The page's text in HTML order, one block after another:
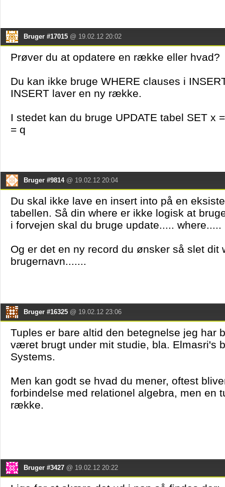
Bruger #17015 @ 19.02.12 20:02
Prøver du at opdatere en række eller hvad?
Du kan ikke bruge WHERE clauses i
INSERT laver en ny række.
I stedet kan du bruge UPDATE tabel SET x
= q
Bruger #9814 @ 19.02.12 20:04
Du skal ikke lave en insert into på en
tabellen. Så din where er ikke logisk at
i forvejen skal du bruge update..... where.....
Og er det en ny record du ønsker så slet dit
brugernavn.......
Bruger #16325 @ 19.02.12 23:06
Tuples er bare altid den betegnelse jeg har
været brugt under mit studie, bla. Elmasri's
Systems.
Men kan godt se hvad du mener, oftest
forbindelse med relationel algebra, men en
række.
Bruger #3427 @ 19.02.12 20:22